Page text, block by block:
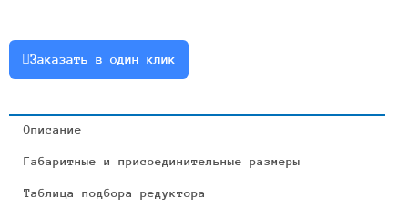
Заказать в один клик
Описание
Габаритные и присоединительные размеры
Таблица подбора редуктора